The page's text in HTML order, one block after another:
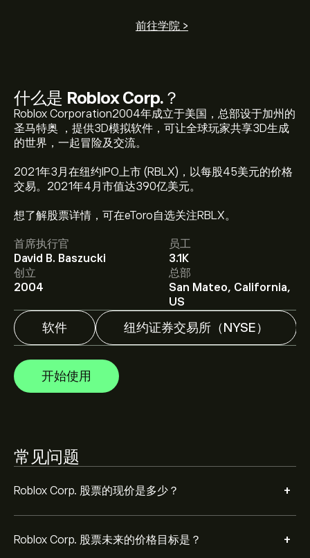
什么是 Roblox Corp. ？
Roblox Corporation2004年成立于美国，总部设于加州的
圣马特奥 ，提供3D模拟软件，可让全球玩家共享3D生成
的世界，一起冒险及交流。
2021年3月在纽约IPO上市 (RBLX)，以每股45美元的价格
交易。2021年4月市值达390亿美元。
想了解股票详情，可在eToro自选关注RBLX。
首席执行官
David B. Baszucki
员工
3.1K
创立
2004
总部
San Mateo, California,
US
软件 纽约证券交易所（NYSE）
开始使用
前往学院 >
常见问题
Roblox Corp. 股票的现价是多少？ +
RBLX 现价为‎$‎37.79。
Roblox Corp. 股票未来的价格目标是？ +
Roblox Corp. 的平均价格目标为‎$‎37.79。
得详细的分析师预测及价格目标。
分析师根据市场趋势、财务报告和预期增长对Roblox
Corp.的预测。查看最新预测，了解未来价格走势。
Roblox Corp. 市值为 ‎$‎27B 美元
根据 18 位分析师在过去三个月对 RBLX 的建议，总体共